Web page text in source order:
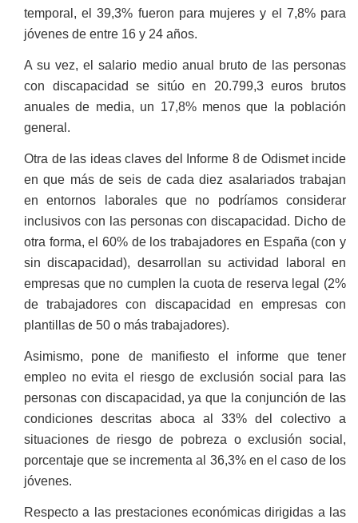
temporal, el 39,3% fueron para mujeres y el 7,8% para
jóvenes de entre 16 y 24 años.
A su vez, el salario medio anual bruto de las personas
con discapacidad se sitúo en 20.799,3 euros brutos
anuales de media, un 17,8% menos que la población
general.
Otra de las ideas claves del Informe 8 de Odismet incide
en que más de seis de cada diez asalariados trabajan
en entornos laborales que no podríamos considerar
inclusivos con las personas con discapacidad. Dicho de
otra forma, el 60% de los trabajadores en España (con y
sin discapacidad), desarrollan su actividad laboral en
empresas que no cumplen la cuota de reserva legal (2%
de trabajadores con discapacidad en empresas con
plantillas de 50 o más trabajadores).
Asimismo, pone de manifiesto el informe que tener
empleo no evita el riesgo de exclusión social para las
personas con discapacidad, ya que la conjunción de las
condiciones descritas aboca al 33% del colectivo a
situaciones de riesgo de pobreza o exclusión social,
porcentaje que se incrementa al 36,3% en el caso de los
jóvenes.
Respecto a las prestaciones económicas dirigidas a las